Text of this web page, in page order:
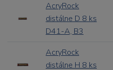
AcryRock
distálne D 8 ks
D41-A, B3
AcryRock
distálne H 8 ks